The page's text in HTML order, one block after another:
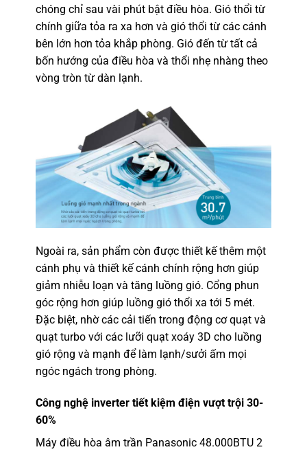
chóng chỉ sau vài phút bật điều hòa. Gió thổi từ
chính giữa tỏa ra xa hơn và gió thổi từ các cánh
bên lớn hơn tỏa khắp phòng. Gió đến từ tất cả
bốn hướng của điều hòa và thổi nhẹ nhàng theo
vòng tròn từ dàn lạnh.
Ngoài ra, sản phẩm còn được thiết kế thêm một
cánh phụ và thiết kế cánh chính rộng hơn giúp
giảm nhiễu loạn và tăng luồng gió. Cổng phun
góc rộng hơn giúp luồng gió thổi xa tới 5 mét.
Đặc biệt, nhờ các cải tiến trong động cơ quạt và
quạt turbo với các lưỡi quạt xoáy 3D cho luồng
gió rộng và mạnh để làm lạnh/sưởi ấm mọi
ngóc ngách trong phòng.
Công nghệ inverter tiết kiệm điện vượt trội 30-
60%
Máy điều hòa âm trần Panasonic48.000BTU 2